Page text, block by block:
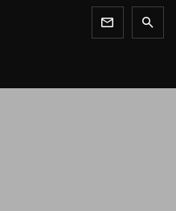
newsletter search